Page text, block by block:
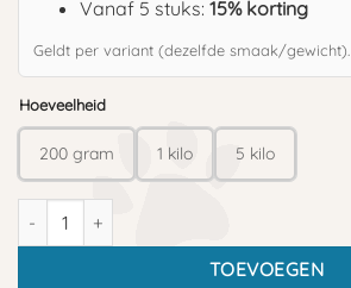
Vanaf 5 stuks: 15% korting
Geldt per variant (dezelfde smaak/gewicht).
Hoeveelheid
200 gram 1 kilo 5 kilo
Rundkophuid 20 cm aantal
TOEVOEGEN